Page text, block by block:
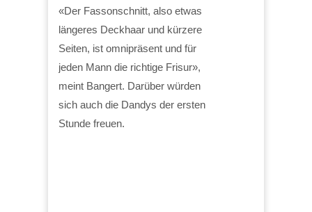
«Der Fassonschnitt, also etwas
längeres Deckhaar und kürzere
Seiten, ist omnipräsent und für
jeden Mann die richtige Frisur»,
meint Bangert. Darüber würden
sich auch die Dandys der ersten
Stunde freuen.